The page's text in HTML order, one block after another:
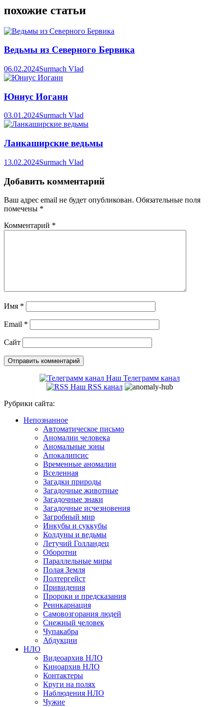
похожие статьи
Ведьмы из Северного Бервика
06.02.2024Surmach Vlad
Юниус Иоганн
03.01.2024Surmach Vlad
Ланкаширские ведьмы
13.02.2024Surmach Vlad
Добавить комментарий
Ваш адрес email не будет опубликован. Обязательные поля
помечены *
Комментарий *
Имя *
Email *
Сайт
Наш Телеграмм канал
Наш RSS канал
Рубрики сайта:
Непознанное
Автоматическое письмо
Аномалии человека
Аномальные зоны
Апокалипсис
Временные аномалии
Вселенная
Загадки природы
Загадочные животные
Загадочные знаки
Загадочные исчезновения
Загробный мир
Инкубы и суккубы
Колдуны и ведьмы
Летучий Голландец
Оборотни
Параллельные миры
Полая Земля
Полтергейст
Привидения
Пророки и предсказания
Реинкарнация
Самовозгорания людей
Снежный человек
Чупакабра
Абдукции
НЛО
Видеоархив НЛО
Киноархив НЛО
Контактеры
Круги на полях
Наблюдения НЛО
Чужие